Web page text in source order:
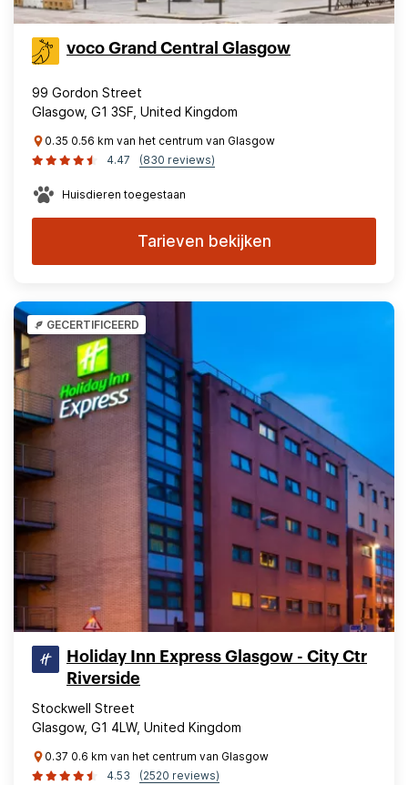
voco Grand Central Glasgow
99 Gordon Street
Glasgow, G1 3SF, United Kingdom
0.35 0.56 km van het centrum van Glasgow
4.47
(830 reviews)
Huisdieren toegestaan
Tarieven bekijken
GECERTIFICEERD
Holiday Inn Express Glasgow - City Ctr
Riverside
Stockwell Street
Glasgow, G1 4LW, United Kingdom
0.37 0.6 km van het centrum van Glasgow
4.53
(2520 reviews)